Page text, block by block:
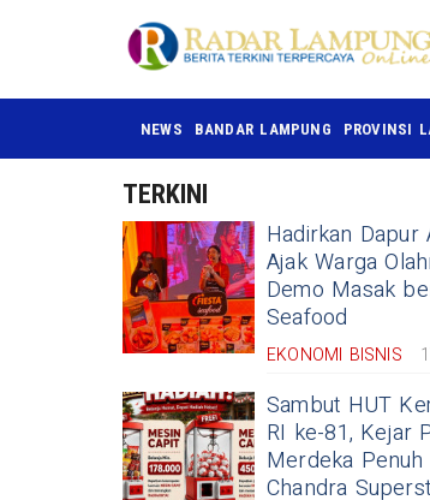
NEWS BANDAR LAMPUNG PROVINSI
TERKINI
Hadirkan Dapur
Ajak Warga
Demo Masak
Seafood
EKONOMI BISNIS
Sambut HUT
RI ke-81, Kejar
Merdeka Penuh
Chandra